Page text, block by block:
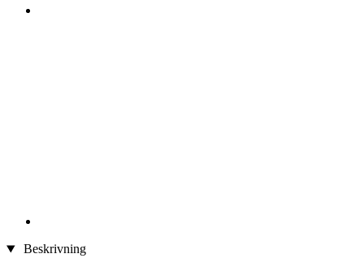
Beskrivning